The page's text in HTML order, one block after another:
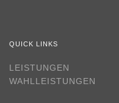
QUICK LINKS
LEISTUNGEN
WAHLLEISTUNGEN